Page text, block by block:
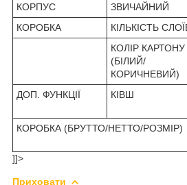
КОРПУС
ЗВИЧАЙНИЙ
КОРОБКА
КІЛЬКІСТЬ
КОЛІР КАРТОНУ
(БІЛИЙ/
КОРИЧНЕВИЙ)
ДОП. ФУНКЦІЇ КІВШ
КОРОБКА (БРУТТО/НЕТТО/РОЗМІР)
]]>
Приховати